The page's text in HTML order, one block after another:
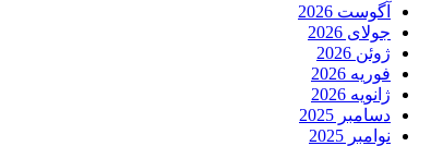
آگوست 2026
جولای 2026
ژوئن 2026
فوریه 2026
ژانویه 2026
دسامبر 2025
نوامبر 2025